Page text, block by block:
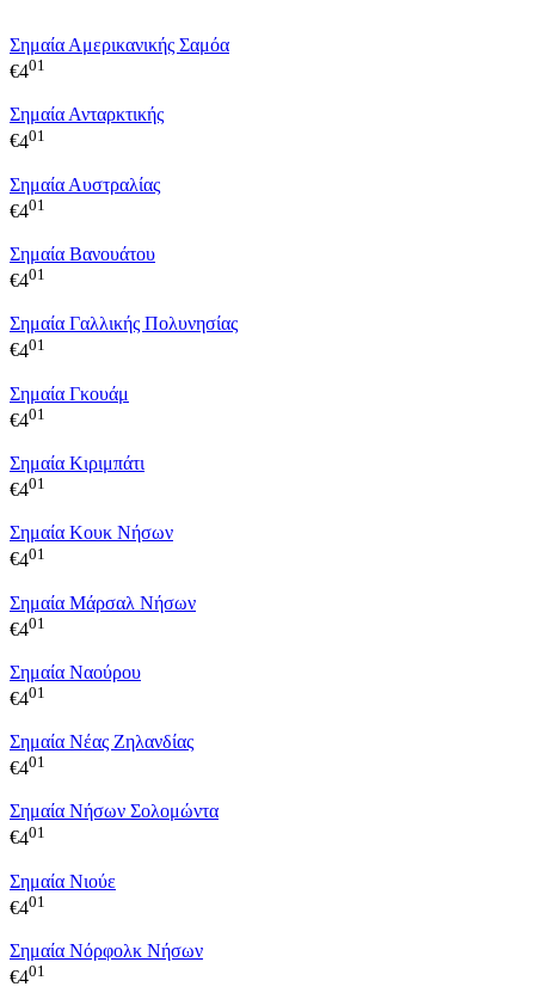
Σημαία Αμερικανικής Σαμόα
€401
Σημαία Ανταρκτικής
€401
Σημαία Αυστραλίας
€401
Σημαία Βανουάτου
€401
Σημαία Γαλλικής Πολυνησίας
€401
Σημαία Γκουάμ
€401
Σημαία Κιριμπάτι
€401
Σημαία Κουκ Νήσων
€401
Σημαία Μάρσαλ Νήσων
€401
Σημαία Ναούρου
€401
Σημαία Νέας Ζηλανδίας
€401
Σημαία Νήσων Σολομώντα
€401
Σημαία Νιούε
€401
Σημαία Νόρφολκ Νήσων
€401